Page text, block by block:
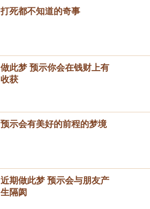
打死都不知道的奇事
做此梦 预示你会在钱财上有
收获
预示会有美好的前程的梦境
近期做此梦 预示会与朋友产
生隔阂